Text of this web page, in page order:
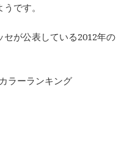
です。
が公表している2012年の
ラーランキング